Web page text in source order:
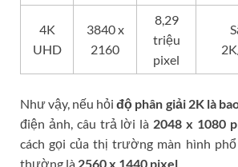
4K
UHD
3840 x
2160
8,29
triệu
pixel
Như vậy, nếu hỏiđộ phân giải 2K là
điện ảnh, câu trả lời là 2048 x 1080
cách gọi của thị trường màn hình
thường là 2560 x 1440 pixel